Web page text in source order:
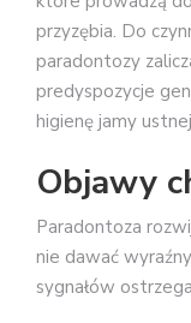
przyzębia. Do
paradontozy
predyspozycje
higienę jamy
Objawy
Paradontoza
nie dawać
sygnałów